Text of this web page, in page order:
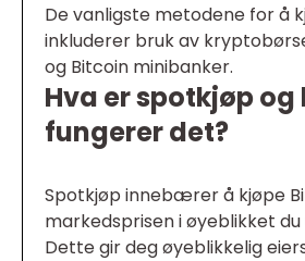
De vanligste metodene for å
inkluderer bruk av
og Bitcoin minibanker.
Hva er spotkjøp
fungerer det?
Spotkjøp innebærer å kjøpe
markedsprisen i øyeblikket
Dette gir deg øyeblikkelig